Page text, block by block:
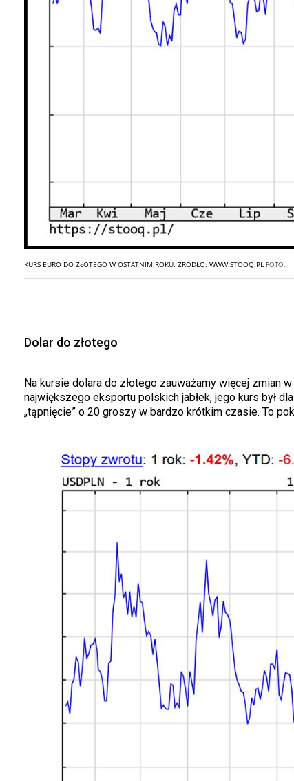
KURS EURO DO ZŁOTEGO W OSTATNIM ROKU. ŹRÓDŁO: WWW.STOOQ.PL FOTO:
Dolar do złotego
Na kursie dolara do złotego zauważamy więcej zmian
największego eksportu polskich jabłek, jego kurs był
„tąpnięcie” o 20 groszy w bardzo krótkim czasie. To